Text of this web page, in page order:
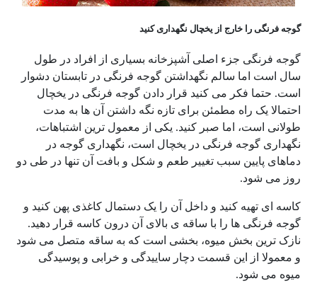
گوجه فرنگی را خارج از یخچال نگهداری کنید
گوجه فرنگی جزء اصلی آشپزخانه بسیاری از افراد در طول
سال است اما سالم نگهداشتن گوجه فرنگی در تابستان دشوار
است. حتما فکر می کنید قرار دادن گوجه فرنگی در یخچال
احتمالا یک راه مطمئن برای تازه نگه داشتن آن ها به مدت
طولانی است، اما صبر کنید. یکی از معمول ترین اشتباهات،
نگهداری گوجه فرنگی در یخچال است، نگهداری گوجه در
دماهای پایین سبب تغییر طعم و شکل و بافت آن تنها در طی دو
روز می شود.
کاسه ای تهیه کنید و داخل آن را یک دستمال کاغذی پهن کنید و
گوجه فرنگی ها را با ساقه ی بالای آن درون کاسه قرار دهید.
نازک ترین بخش میوه، بخشی است که به ساقه متصل می شود
و معمولا از این قسمت دچار ساییدگی و خرابی و پوسیدگی
میوه می شود.